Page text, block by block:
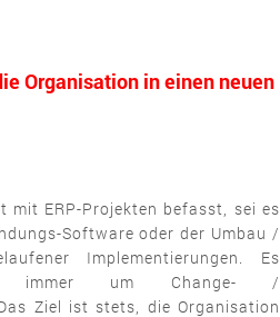
Organisation in einen neuen
ERP-Projekten befasst, sei es
Software oder der Umbau /
Implementierungen. Es
immer um Change- /
Ziel ist stets, die Organisation